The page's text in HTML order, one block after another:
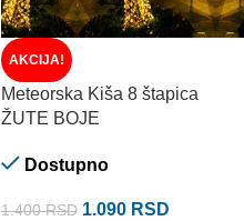
AKCIJA!
Meteorska Kiša 8 štapica
ŽUTE BOJE
Dostupno
1.400RSD 1.090 RSD